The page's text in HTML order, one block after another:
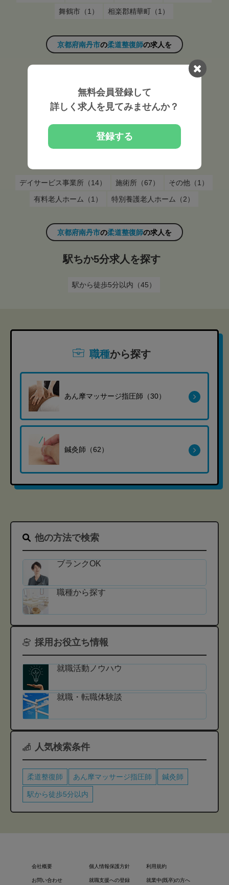
舞鶴市（1）
相楽郡精華町（1）
京都府南丹市の柔道整復師の求人を
常勤（83） 非常勤（19）
京都府南丹市の 柔道整復師
デイサービス事業所（14） 施術所（67）
その他（1）
有料老人ホーム（1）
特別養護老人ホーム（2）
京都府南丹市の柔道整復師の求人を
駅ちか5分求人を探す
駅から徒歩5分以内（45）
職種から探す
あん摩マッサージ指圧師（30）
鍼灸師（62）
他の方法で検索
ブランクOK
職種から探す
採用お役立ち情報
就職活動ノウハウ
就職・転職体験談
人気検索条件
柔道整復師 あん摩マッサージ指圧師 鍼灸師
駅から徒歩5分以内
会社概要 個人情報保護方針 利用規約
お問い合わせ 就職支援への登録 就業中(既卒)の方へ
無料会員登録して
詳しく求人を見てみませんか？
登録する